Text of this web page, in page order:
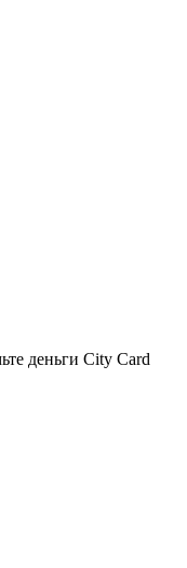
деньги City Card